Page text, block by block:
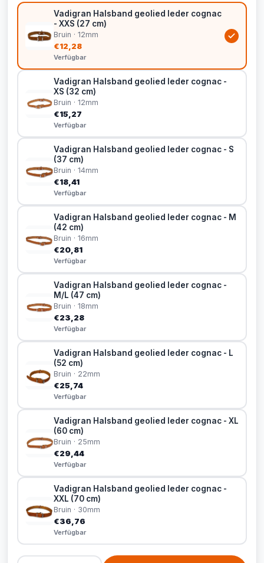
Vadigran Halsband geolied leder cognac
- XXS (27 cm)
Bruin · 12mm
€12,28
Verfügbar
Vadigran Halsband geolied leder cognac -
XS (32 cm)
Bruin · 12mm
€15,27
Verfügbar
Vadigran Halsband geolied leder cognac - S
(37 cm)
Bruin · 14mm
€18,41
Verfügbar
Vadigran Halsband geolied leder cognac - M
(42 cm)
Bruin · 16mm
€20,81
Verfügbar
Vadigran Halsband geolied leder cognac -
M/L (47 cm)
Bruin · 18mm
€23,28
Verfügbar
Vadigran Halsband geolied leder cognac - L
(52 cm)
Bruin · 22mm
€25,74
Verfügbar
Vadigran Halsband geolied leder cognac - XL
(60 cm)
Bruin · 25mm
€29,44
Verfügbar
Vadigran Halsband geolied leder cognac -
XXL (70 cm)
Bruin · 30mm
€36,76
Verfügbar